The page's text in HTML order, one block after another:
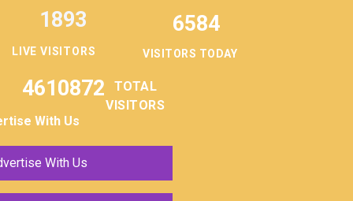
LIVE VISITORS
1893 6584
VISITORS TODAY
4610872
TOTAL
VISITORS
With Us
With Us